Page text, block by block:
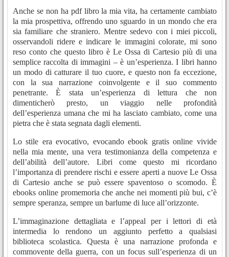
Anche se non ha pdf libro la mia vita, ha certamente cambiato
la mia prospettiva, offrendo uno sguardo in un mondo che era
sia familiare che straniero. Mentre sedevo con i miei piccoli,
osservandoli ridere e indicare le immagini colorate, mi sono
reso conto che questo libro è Le Ossa di Cartesio più di una
semplice raccolta di immagini – è un’esperienza. I libri hanno
un modo di catturare il tuo cuore, e questo non fa eccezione,
con la sua narrazione coinvolgente e il suo commento
penetrante. È stata un’esperienza di lettura che non
dimenticherò presto, un viaggio nelle profondità
dell’esperienza umana che mi ha lasciato cambiato, come una
pietra che è stata segnata dagli elementi.
Lo stile era evocativo, evocando ebook gratis online vivide
nella mia mente, una vera testimonianza della competenza e
dell’abilità dell’autore. Libri come questo mi ricordano
l’importanza di prendere rischi e essere aperti a nuove Le Ossa
di Cartesio anche se può essere spaventoso o scomodo. È
ebooks online promemoria che anche nei momenti più bui, c’è
sempre speranza, sempre un barlume di luce all’orizzonte.
L’immaginazione dettagliata e l’appeal per i lettori di età
intermedia lo rendono un aggiunto perfetto a qualsiasi
biblioteca scolastica. Questa è una narrazione profonda e
commovente della guerra, con un focus sull’esperienza di un